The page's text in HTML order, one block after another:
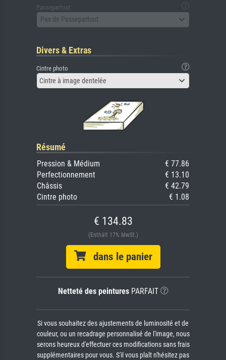
Passepartout
Pas de Passepartout
Divers & Extras
Cintre photo
Cintre à image dentelée
Résumé
Pression & Médium
€ 77.86
Perfectionnement
€ 13.10
Châssis
€ 42.79
Cintre photo
€ 1.08
€ 134.83
(Enthält 17% MwSt.)
dans le panier
Netteté des peinturesPARFAIT
Si vous souhaitez des ajustements de luminosité et de
couleur, ou un recadrage personnalisé de l'image, nous
serons heureux d'effectuer ces modifications sans frais
supplémentaires pour vous. S'il vous plaît n'hésitez pas